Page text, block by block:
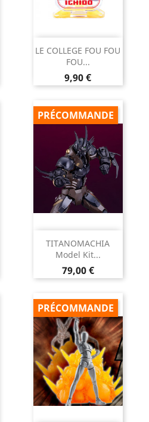
LE COLLEGE FOU FOU
FOU...
Prix
9,90 €
TITANOMACHIA
Model Kit...
Prix
79,00 €
PRÉCOMMANDE
PRÉCOMMANDE